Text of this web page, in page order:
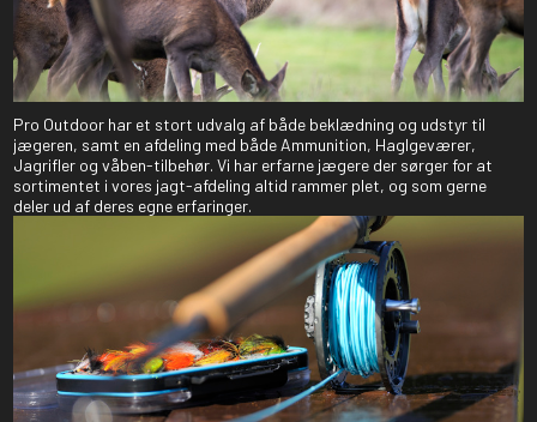
Pro Outdoor har et stort udvalg af både beklædning og udstyr til
jægeren, samt en afdeling med både Ammunition, Haglgeværer,
Jagrifler og våben-tilbehør. Vi har erfarne jægere der sørger for at
sortimentet i vores jagt-afdeling altid rammer plet, og som gerne
deler ud af deres egne erfaringer.